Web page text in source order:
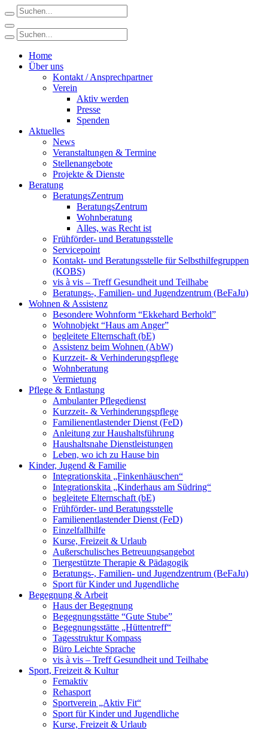
Home
Über uns
Kontakt / Ansprechpartner
Verein
Aktiv werden
Presse
Spenden
Aktuelles
News
Veranstaltungen & Termine
Stellenangebote
Projekte & Dienste
Beratung
BeratungsZentrum
BeratungsZentrum
Wohnberatung
Alles, was Recht ist
Frühförder- und Beratungsstelle
Servicepoint
Kontakt- und Beratungsstelle für Selbsthilfegruppen
(KOBS)
vis à vis – Treff Gesundheit und Teilhabe
Beratungs-, Familien- und Jugendzentrum (BeFaJu)
Wohnen & Assistenz
Besondere Wohnform “Ekkehard Berhold”
Wohnobjekt “Haus am Anger”
begleitete Elternschaft (bE)
Assistenz beim Wohnen (AbW)
Kurzzeit- & Verhinderungspflege
Wohnberatung
Vermietung
Pflege & Entlastung
Ambulanter Pflegedienst
Kurzzeit- & Verhinderungspflege
Familienentlastender Dienst (FeD)
Anleitung zur Haushaltsführung
Haushaltsnahe Dienstleistungen
Leben, wo ich zu Hause bin
Kinder, Jugend & Familie
Integrationskita „Finkenhäuschen“
Integrationskita „Kinderhaus am Südring“
begleitete Elternschaft (bE)
Frühförder- und Beratungsstelle
Familienentlastender Dienst (FeD)
Einzelfallhilfe
Kurse, Freizeit & Urlaub
Außerschulisches Betreuungsangebot
Tiergestützte Therapie & Pädagogik
Beratungs-, Familien- und Jugendzentrum (BeFaJu)
Sport für Kinder und Jugendliche
Begegnung & Arbeit
Haus der Begegnung
Begegnungsstätte “Gute Stube”
Begegnungsstätte „Hüttentreff“
Tagesstruktur Kompass
Büro Leichte Sprache
vis à vis – Treff Gesundheit und Teilhabe
Sport, Freizeit & Kultur
Femaktiv
Rehasport
Sportverein „Aktiv Fit“
Sport für Kinder und Jugendliche
Kurse, Freizeit & Urlaub